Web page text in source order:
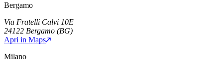
Bergamo
Via Fratelli Calvi 10E
24122 Bergamo (BG)
Apri in Maps
Milano